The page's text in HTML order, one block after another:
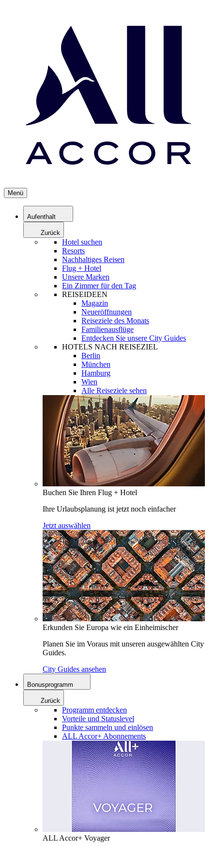
Menü
Aufenthalt
Zurück
Hotel suchen
Resorts
Nachhaltiges Reisen
Flug + Hotel
Unsere Marken
Ein Zimmer für den Tag
REISEIDEEN
Magazin
Neueröffnungen
Reiseziele des Monats
Familienausflüge
Entdecken Sie unsere City Guides
HOTELS NACH REISEZIEL
Berlin
München
Hamburg
Wien
Alle Reiseziele sehen
Buchen Sie Ihren Flug + Hotel
Ihre Urlaubsplanung ist jetzt noch einfacher
Jetzt auswählen
Erkunden Sie Europa wie ein Einheimischer
Planen Sie im Voraus mit unseren ausgewählten City
Guides.
City Guides ansehen
Bonusprogramm
Zurück
Programm entdecken
Vorteile und Statuslevel
Punkte sammeln und einlösen
ALL Accor+ Abonnements
ALL Accor+ Voyager